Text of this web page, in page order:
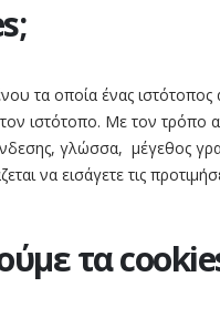
τα οποία ένας
ιστότοπο. Με τον τρόπο
γλώσσα, μέγεθος
να εισάγετε τις
τα